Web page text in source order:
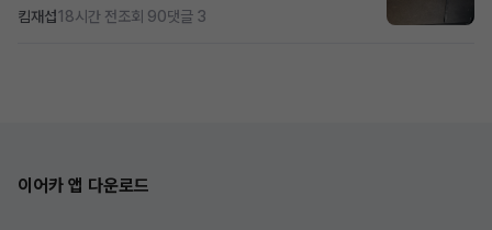
킴재섭18시간 전조회 90댓글 3
이어카 앱 다운로드